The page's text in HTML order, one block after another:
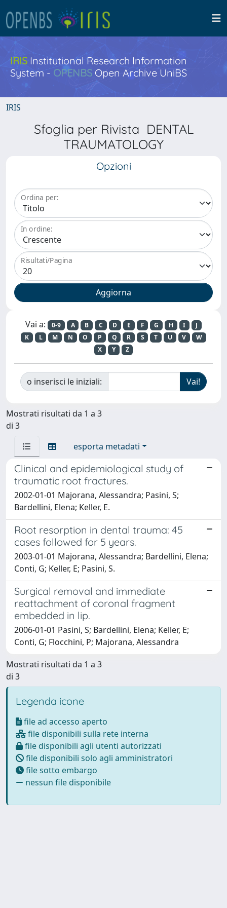
IRISInstitutional Research Information
System - OPENBS Open Archive UniBS
IRIS
Sfoglia per Rivista DENTAL
TRAUMATOLOGY
Opzioni
Ordina per:
In ordine:
Risultati/Pagina
Vai a: 0-9 A B C D E F G H I
J
K
L M N O P Q R S T U V
W
X
Y Z
o inserisci le iniziali:
Mostrati risultati da 1 a 3
di 3
esporta metadati
Clinical and epidemiological study of
traumatic root fractures.
2002-01-01 Majorana, Alessandra; Pasini, S;
Bardellini, Elena; Keller, E.
Root resorption in dental trauma: 45
cases followed for 5 years.
2003-01-01 Majorana, Alessandra; Bardellini, Elena;
Conti, G; Keller, E; Pasini, S.
Surgical removal and immediate
reattachment of coronal fragment
embedded in lip.
2006-01-01 Pasini, S; Bardellini, Elena; Keller, E;
Conti, G; Flocchini, P; Majorana, Alessandra
Mostrati risultati da 1 a 3
di 3
Legenda icone
file ad accesso aperto
file disponibili sulla rete interna
file disponibili agli utenti autorizzati
file disponibili solo agli amministratori
file sotto embargo
nessun file disponibile